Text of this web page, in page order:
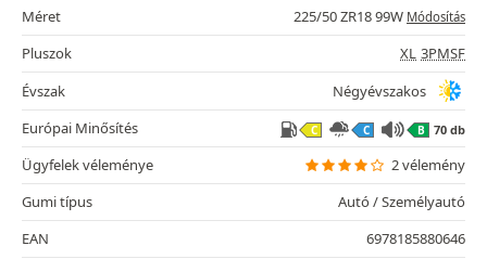
Méret
225/50 ZR18 99W Módosítás
Pluszok XL 3PMSF
Évszak
Négyévszakos
Európai Minősítés
C C B 70 db
Ügyfelek véleménye
2 vélemény
Gumi típus
Autó / Személyautó
EAN
6978185880646